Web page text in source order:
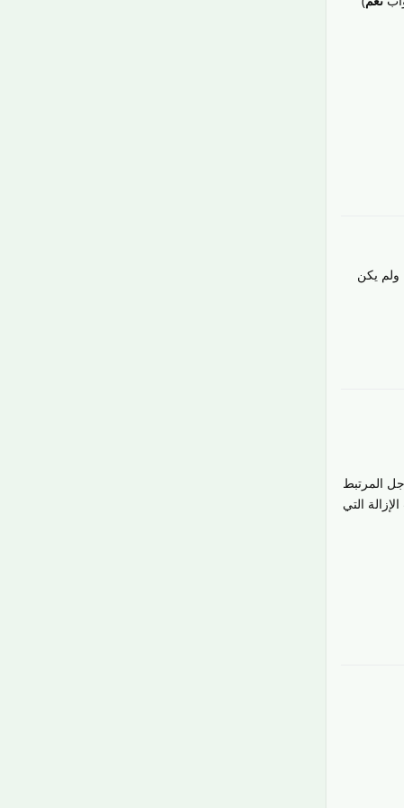
أسم النطاق بشكل صحيح، واشتريته في شهر 1 عام 2024، ونشرت أول مقال عليه في 29 مايو 2024. ولم يكن
المرتبط
التي